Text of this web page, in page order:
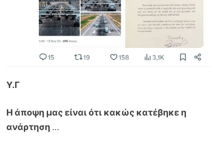
Υ.Γ
Η άποψη μας είναι ότι κακώς κατέβηκε η
ανάρτηση …